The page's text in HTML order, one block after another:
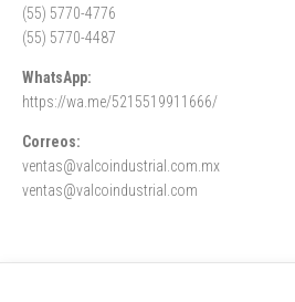
(55) 5770-4776
(55) 5770-4487
WhatsApp:
https://wa.me/5215519911666/
Correos:
ventas@valcoindustrial.com.mx
ventas@valcoindustrial.com